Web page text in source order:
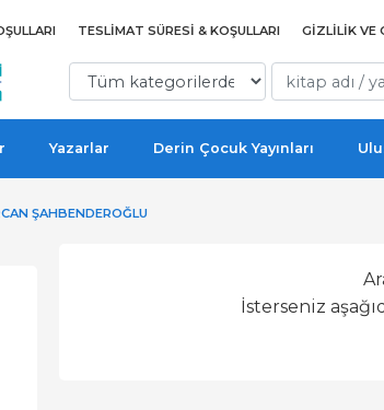
TESLIMAT SÜRESI & KOŞULLARI GIZLILIK VE
Yazarlar Derin Çocuk Yayınları
ŞAHBENDEROĞLU
İsterseniz